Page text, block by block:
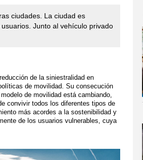
ciudades. La ciudad es
Junto al vehículo privado
de la siniestralidad en
de movilidad. Su consecución
de movilidad está cambiando,
convivir todos los diferentes tipos de
más acordes a la sostenibilidad y
de los usuarios vulnerables, cuya